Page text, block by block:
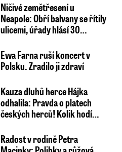
Ničivé zemětřesení u
Neapole: Obří balvany se řítily
ulicemi, úřady hlásí 30…
Ewa Farna ruší koncert v
Polsku. Zradilo ji zdraví
Kauza dluhů herce Hájka
odhalila: Pravda o platech
českých herců! Kolik hodí…
Radost v rodině Petra